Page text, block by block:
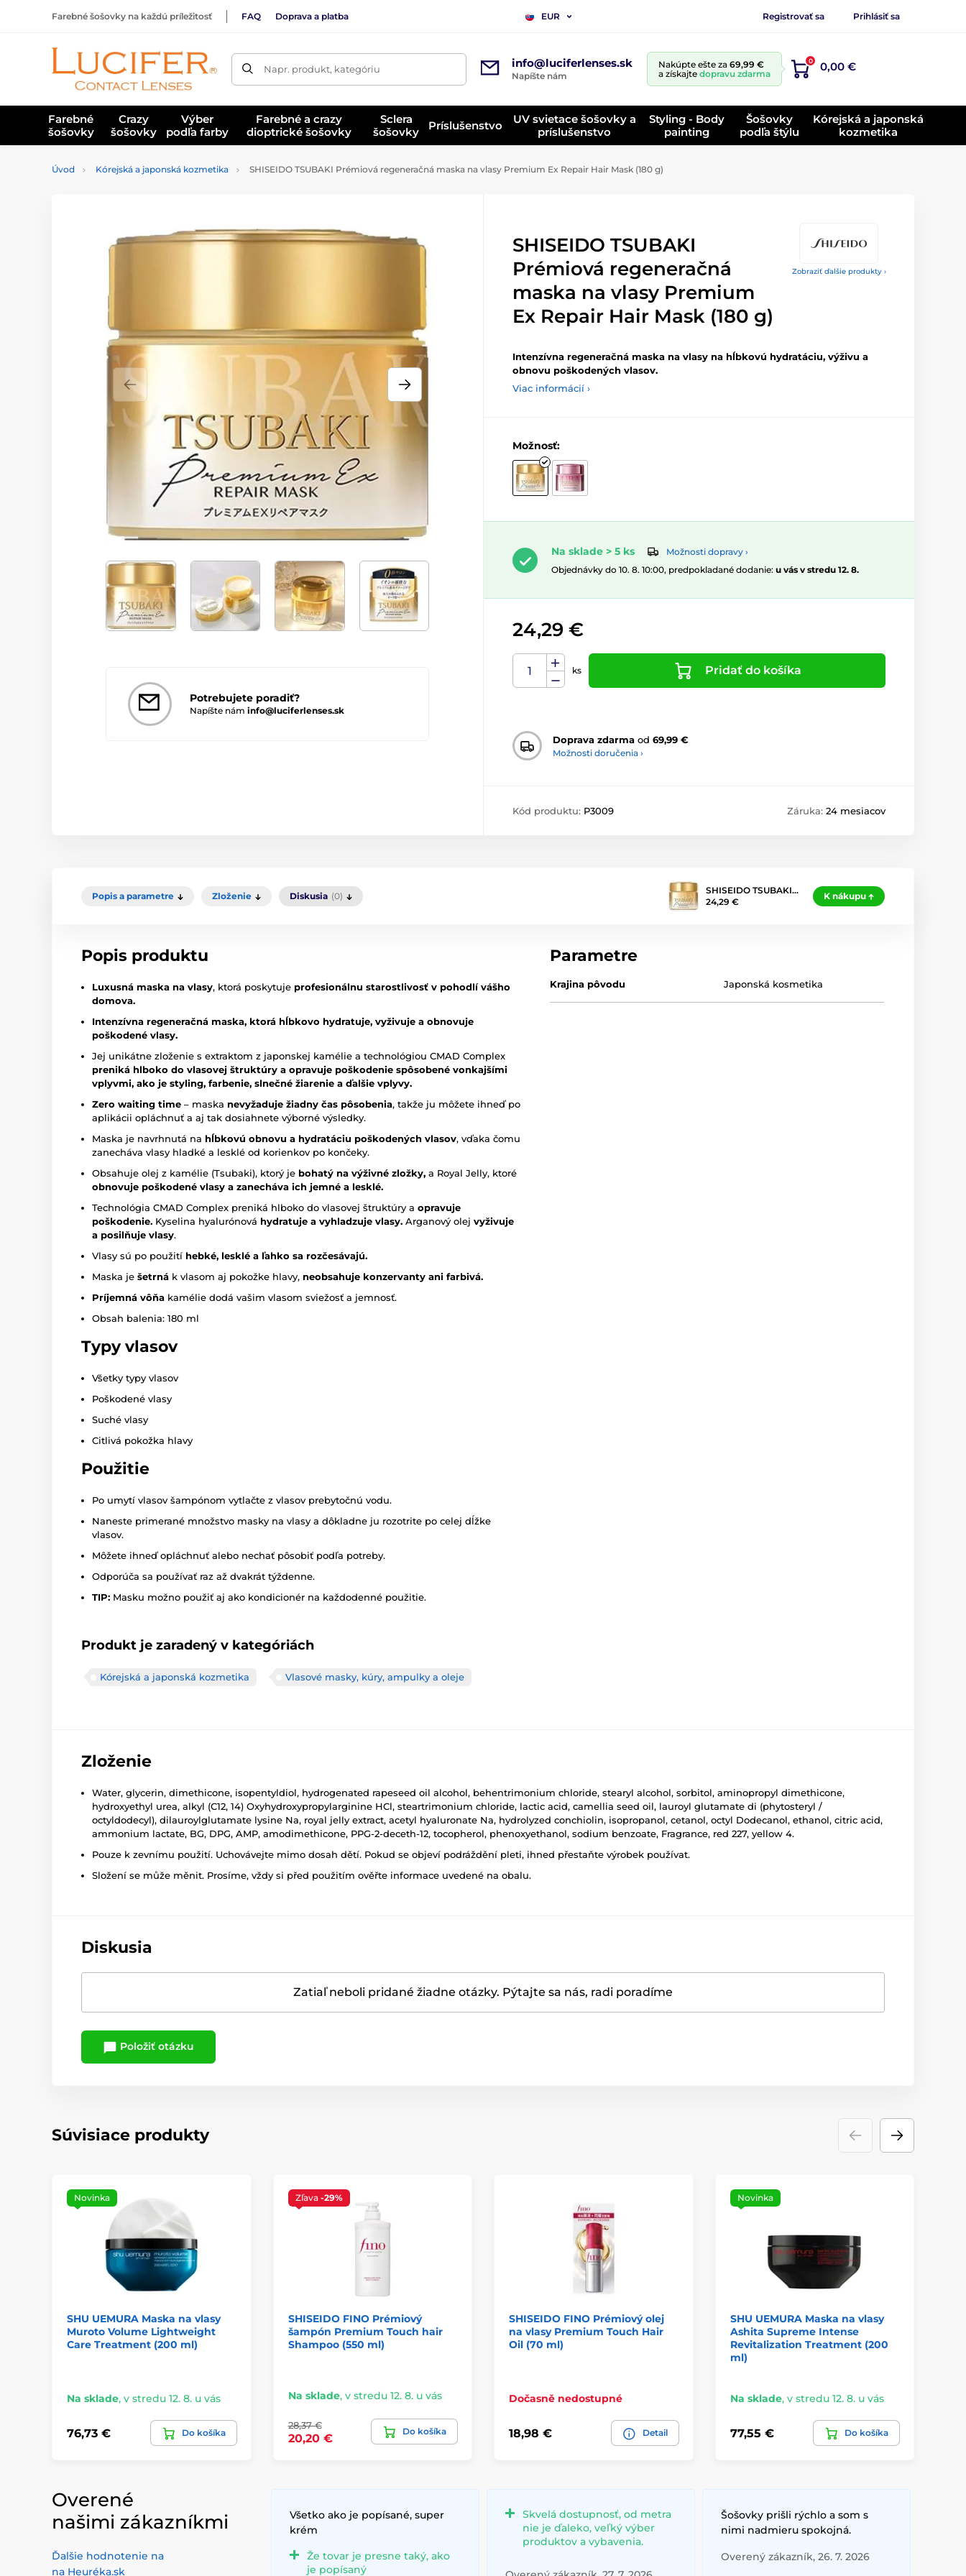
Farebné šošovky na každú príležitosť FAQ Doprava a platba EUR Registrovať sa Prihlásiť sa
Napr. produkt, kategóriu info@luciferlenses.sk
Napíšte nám
Nakúpte ešte za 69,99 €
a získajte dopravu zdarma
0 0,00 €
Farebné
šošovky
Crazy
šošovky
Výber
podľa farby
Farebné a crazy
dioptrické šošovky
Sclera
šošovky
Príslušenstvo
UV svietace šošovky a
príslušenstvo
Styling - Body
painting
Šošovky
podľa štýlu
Kórejská a japonská
kozmetika
Úvod Kórejská a japonská kozmetika SHISEIDO TSUBAKI Prémiová regeneračná maska na vlasy Premium Ex Repair Hair Mask (180 g)
Zobraziť ďalšie produkty ›
Potrebujete poradiť?
Napíšte nám info@luciferlenses.sk
SHISEIDO TSUBAKI
Prémiová regeneračná
maska na vlasy Premium
Ex Repair Hair Mask (180 g)
Intenzívna regeneračná maska na vlasy na hĺbkovú hydratáciu, výživu a
obnovu poškodených vlasov.
Viac informácií ›
Možnosť:
Na sklade > 5 ks
Možnosti dopravy ›
Objednávky do 10. 8. 10:00, predpokladané dodanie: u vás v stredu 12. 8.
24,29 €
ks Pridať do košíka
Doprava zdarma od 69,99 €
Možnosti doručenia ›
Kód produktu: P3009 Záruka: 24 mesiacov
Popis a parametre Zloženie Diskusia (0)
SHISEIDO TSUBAKI…
24,29 €
K nákupu
Popis produktu
Luxusná maska na vlasy, ktorá poskytuje profesionálnu starostlivosť v pohodlí vášho
domova.
Intenzívna regeneračná maska, ktorá hĺbkovo hydratuje, vyživuje a obnovuje
poškodené vlasy.
Jej unikátne zloženie s extraktom z japonskej kamélie a technológiou CMAD Complex
preniká hlboko do vlasovej štruktúry a opravuje poškodenie spôsobené vonkajšími
vplyvmi, ako je styling, farbenie, slnečné žiarenie a ďalšie vplyvy.
Zero waiting time – maska nevyžaduje žiadny čas pôsobenia, takže ju môžete ihneď po
aplikácii opláchnuť a aj tak dosiahnete výborné výsledky.
Maska je navrhnutá na hĺbkovú obnovu a hydratáciu poškodených vlasov, vďaka čomu
zanecháva vlasy hladké a lesklé od korienkov po končeky.
Obsahuje olej z kamélie (Tsubaki), ktorý je bohatý na výživné zložky, a Royal Jelly, ktoré
obnovuje poškodené vlasy a zanecháva ich jemné a lesklé.
Technológia CMAD Complex preniká hlboko do vlasovej štruktúry a opravuje
poškodenie. Kyselina hyalurónová hydratuje a vyhladzuje vlasy. Arganový olej vyživuje
a posilňuje vlasy.
Vlasy sú po použití hebké, lesklé a ľahko sa rozčesávajú.
Maska je šetrná k vlasom aj pokožke hlavy, neobsahuje konzervanty ani farbivá.
Príjemná vôňa kamélie dodá vašim vlasom sviežosť a jemnosť.
Obsah balenia: 180 ml
Typy vlasov
Všetky typy vlasov
Poškodené vlasy
Suché vlasy
Citlivá pokožka hlavy
Použitie
Po umytí vlasov šampónom vytlačte z vlasov prebytočnú vodu.
Naneste primerané množstvo masky na vlasy a dôkladne ju rozotrite po celej dĺžke
vlasov.
Môžete ihneď opláchnuť alebo nechať pôsobiť podľa potreby.
Odporúča sa používať raz až dvakrát týždenne.
TIP: Masku možno použiť aj ako kondicionér na každodenné použitie.
Produkt je zaradený v kategóriách
Kórejská a japonská kozmetika Vlasové masky, kúry, ampulky a oleje
Parametre
Krajina pôvodu Japonská kosmetika
Zloženie
Water, glycerin, dimethicone, isopentyldiol, hydrogenated rapeseed oil alcohol, behentrimonium chloride, stearyl alcohol, sorbitol, aminopropyl dimethicone,
hydroxyethyl urea, alkyl (C12, 14) Oxyhydroxypropylarginine HCl, steartrimonium chloride, lactic acid, camellia seed oil, lauroyl glutamate di (phytosteryl /
octyldodecyl), dilauroylglutamate lysine Na, royal jelly extract, acetyl hyaluronate Na, hydrolyzed conchiolin, isopropanol, cetanol, octyl Dodecanol, ethanol, citric acid,
ammonium lactate, BG, DPG, AMP, amodimethicone, PPG-2-deceth-12, tocopherol, phenoxyethanol, sodium benzoate, Fragrance, red 227, yellow 4.
Pouze k zevnímu použití. Uchovávejte mimo dosah dětí. Pokud se objeví podráždění pleti, ihned přestaňte výrobek používat.
Složení se může měnit. Prosíme, vždy si před použitím ověřte informace uvedené na obalu.
Diskusia
Zatiaľ neboli pridané žiadne otázky. Pýtajte sa nás, radi poradíme
Položiť otázku
Súvisiace produkty
Novinka
SHU UEMURA Maska na vlasy
Muroto Volume Lightweight
Care Treatment (200 ml)
Na sklade, v stredu 12. 8. u vás
76,73 € Do košíka
Zľava -29%
SHISEIDO FINO Prémiový
šampón Premium Touch hair
Shampoo (550 ml)
Na sklade, v stredu 12. 8. u vás
28,37 €
20,20 €
Do košíka
SHISEIDO FINO Prémiový olej
na vlasy Premium Touch Hair
Oil (70 ml)
Dočasně nedostupné
18,98 € Detail
Novinka
SHU UEMURA Maska na vlasy
Ashita Supreme Intense
Revitalization Treatment (200
ml)
Na sklade, v stredu 12. 8. u vás
77,55 € Do košíka
Overené
našimi zákazníkmi
Ďalšie hodnotenie na
na Heuréka.sk
Všetko ako je popísané, super
krém
Že tovar je presne taký, ako
je popísaný
Skvelá dostupnosť, od metra
nie je ďaleko, veľký výber
produktov a vybavenia.
Šošovky prišli rýchlo a som s
nimi nadmieru spokojná.
Overený zákazník, 26. 7. 2026